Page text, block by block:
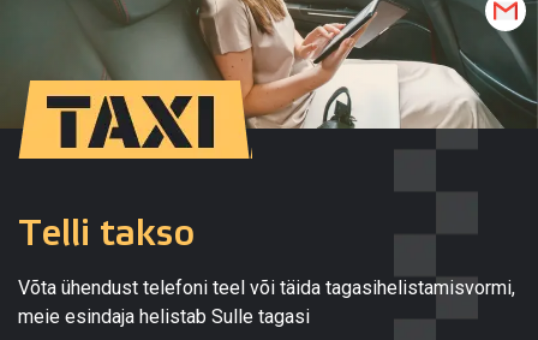
Telli takso
Võta ühendust telefoni teel või täida tagasihelistamisvormi,
meie esindaja helistab Sulle tagasi